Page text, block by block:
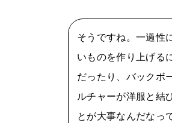
そうですね。一過性
いものを作り上げる
だったり、バックボ
ルチャーが洋服と結
とが大事なんだなっ